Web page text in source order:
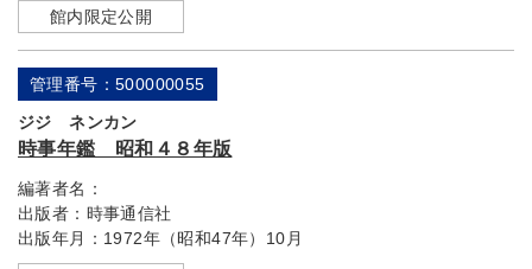
館内限定公開
管理番号：500000055
ジジ ネンカン
時事年鑑 昭和４８年版
編著者名：
出版者： 時事通信社
出版年月： 1972年（昭和47年）10月